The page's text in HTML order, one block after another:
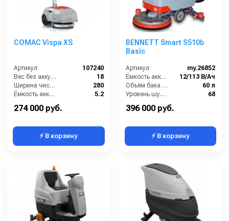
COMAC Vispa XS
Артикул:
107240
Вес без аккумуляторов (кг):
18
Ширина чистки щёток (мм):
280
Ёмкость аккумуляторов (Ач):
5.2
274 000 руб.
⚡ В корзину
BENNETT Smart S510b
Basic
Артикул:
my.26852
Ёмкость аккумуляторов (Ач):
12/113 В/Ач
Объём бака для грязной воды (л):
60 л
Уровень шума (дБ):
68
396 000 руб.
⚡ В корзину